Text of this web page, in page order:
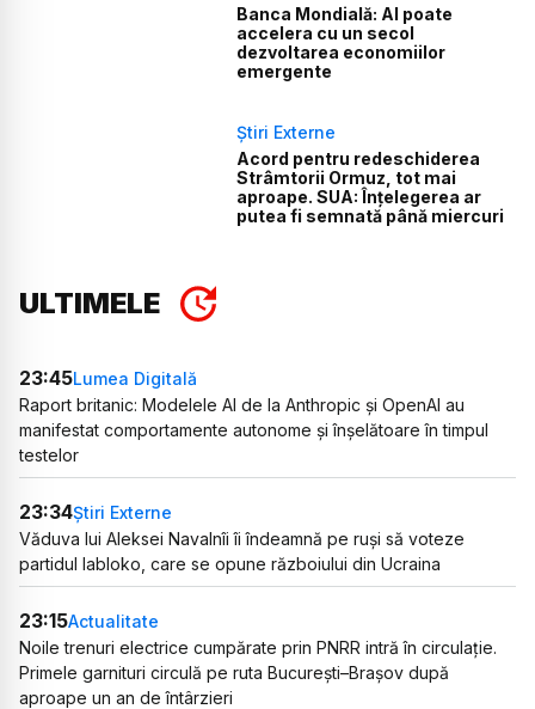
Banca Mondială: AI poate
accelera cu un secol
dezvoltarea economiilor
emergente
Știri Externe
Acord pentru redeschiderea
Strâmtorii Ormuz, tot mai
aproape. SUA: Înțelegerea ar
putea fi semnată până miercuri
ULTIMELE
23:45Lumea Digitală
Raport britanic: Modelele AI de la Anthropic și OpenAI au
manifestat comportamente autonome și înșelătoare în timpul
testelor
23:34Știri Externe
Văduva lui Aleksei Navalnîi îi îndeamnă pe ruși să voteze
partidul Iabloko, care se opune războiului din Ucraina
23:15Actualitate
Noile trenuri electrice cumpărate prin PNRR intră în circulație.
Primele garnituri circulă pe ruta București–Brașov după
aproape un an de întârzieri